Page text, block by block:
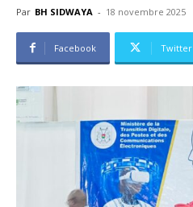
Par BH SIDWAYA - 18 novembre 2025
Facebook Twitter